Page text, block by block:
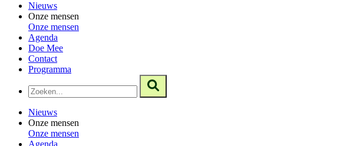
Nieuws
Onze mensen
Onze mensen
Agenda
Doe Mee
Contact
Programma
Nieuws
Onze mensen
Onze mensen
Agenda